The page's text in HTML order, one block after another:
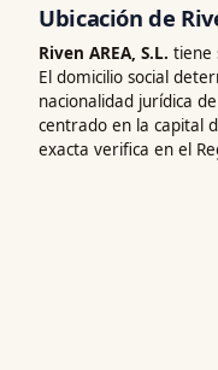
Ubicación de
Riven AREA, S.L. tiene
El domicilio social
nacionalidad jurídica
centrado en la capital
exacta verifica en el